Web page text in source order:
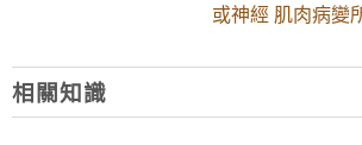
或神經 肌肉病變
相關知識